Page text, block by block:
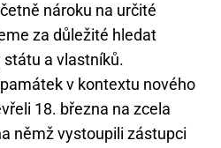
nároku na určité
za důležité hledat
a vlastníků.
v kontextu nového
18. března na zcela
němž vystoupili zástupci